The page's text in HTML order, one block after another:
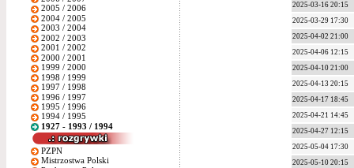
2005 / 2006
2004 / 2005
2003 / 2004
2002 / 2003
2001 / 2002
2000 / 2001
1999 / 2000
1998 / 1999
1997 / 1998
1996 / 1997
1995 / 1996
1994 / 1995
1927 - 1993 / 1994
PZPN
Mistrzostwa Polski
2025-03-16 20:15
2025-03-29 17:30
2025-04-02 21:00
2025-04-06 12:15
2025-04-10 21:00
2025-04-13 20:15
2025-04-17 18:45
2025-04-21 14:45
2025-04-27 12:15
2025-05-04 17:30
2025-05-10 20:15